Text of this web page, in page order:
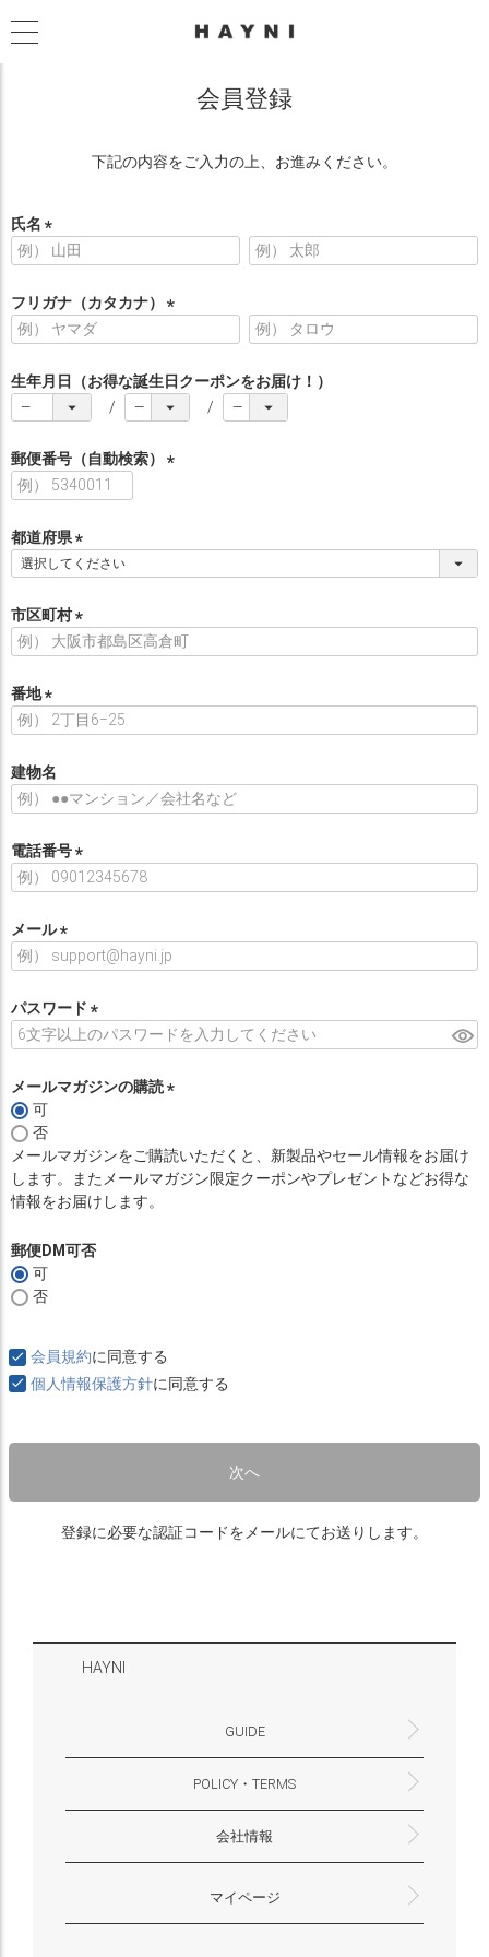
会員登録
下記の内容をご入力の上、お進みください。
氏名
須
)
フリガナ（カタカナ）
須
)
生年月日（お得な誕生日クーポンをお届け！）
郵便番号（自動検索）
)
都道府県
(
須
)
市区町村
(
)
番地
須
)
建物名
電話番号
(
)
メール
(
須
)
パスワード
(
須
メールマガジンの購読
須
)
可
否
メールマガジンをご購読いただくと、新製品やセール情報をお届け
します。またメールマガジン限定クーポンやプレゼントなどお得な
情報をお届けします。
郵便DM可否
可
否
会員規約に同意する
個人情報保護方針に同意する
次へ
登録に必要な認証コードをメールにてお送りします。
HAYNI
GUIDE
よくあるご質問・お問合せ
お支払いについて
配送・送料について
ギフトサービスについて
一緒に働く？(HAYNI採用情報サイトへ)
for Foreigners (overseas delivery)
POLICY・TERMS
返品・交換について
プライバシーポリシー
特定商取引法に基づく表示
外部送信ポリシー
会社情報
大阪府大阪市淀川区十八条3-9-35
電話番号：06-6868-9671
※お電話でのお問合せ受付は行っておりません
メール：support@hayni.jp
お問い合わせはこちらからお願いいたします
営業時間：10：00～15：00（金曜日は14：00ま
定休日： 土・日・祝祭日
※土日祝祭日はお休みをいただきます。
メールの返信は翌営業日となりますので、ご了承
マイページ